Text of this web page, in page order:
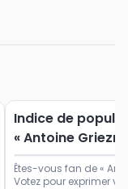
Indice de
« Antoine
Êtes-vous fan de «
Votez pour exprimer